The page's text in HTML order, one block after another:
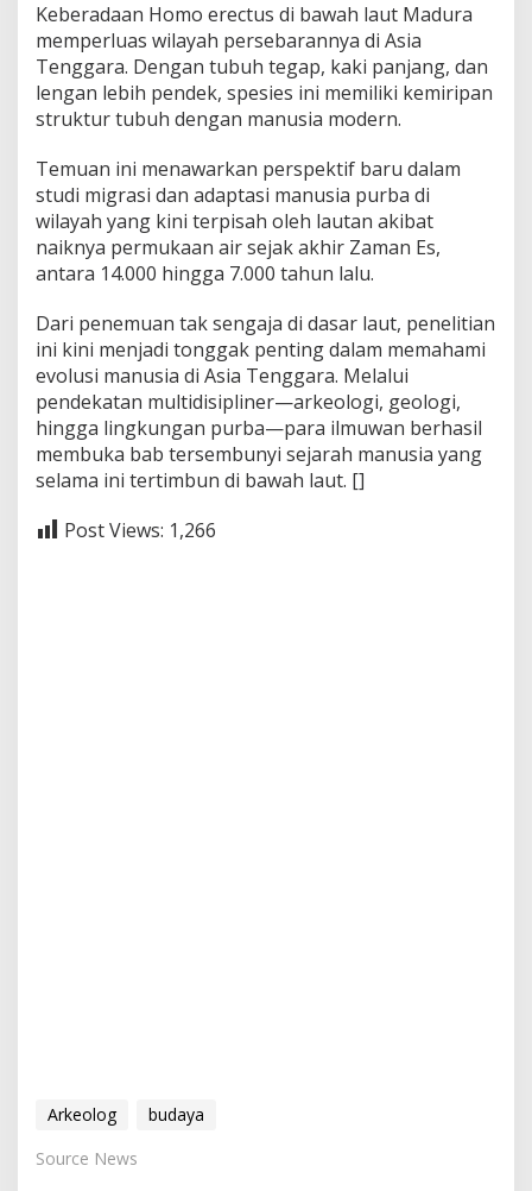
Keberadaan Homo erectus di bawah laut Madura
memperluas wilayah persebarannya di Asia
Tenggara. Dengan tubuh tegap, kaki panjang, dan
lengan lebih pendek, spesies ini memiliki kemiripan
struktur tubuh dengan manusia modern.
Temuan ini menawarkan perspektif baru dalam
studi migrasi dan adaptasi manusia purba di
wilayah yang kini terpisah oleh lautan akibat
naiknya permukaan air sejak akhir Zaman Es,
antara 14.000 hingga 7.000 tahun lalu.
Dari penemuan tak sengaja di dasar laut, penelitian
ini kini menjadi tonggak penting dalam memahami
evolusi manusia di Asia Tenggara. Melalui
pendekatan multidisipliner—arkeologi, geologi,
hingga lingkungan purba—para ilmuwan berhasil
membuka bab tersembunyi sejarah manusia yang
selama ini tertimbun di bawah laut. []
Post Views: 1,266
Arkeolog
budaya
Source News